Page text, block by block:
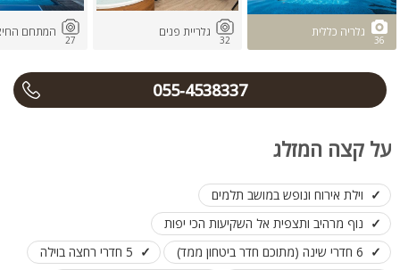
36
גלריה כללית
32
גלריית פנים
27
המתחם
055-4538337
על קצה המזלג
וילת אירוח ונופש במושב תלמים
נוף מרהיב ותצפית אל השקיעות הכי יפות
6 חדרי שינה (מתוכם חדר ביטחון ממד)
5 חדרי רחצה בוילה